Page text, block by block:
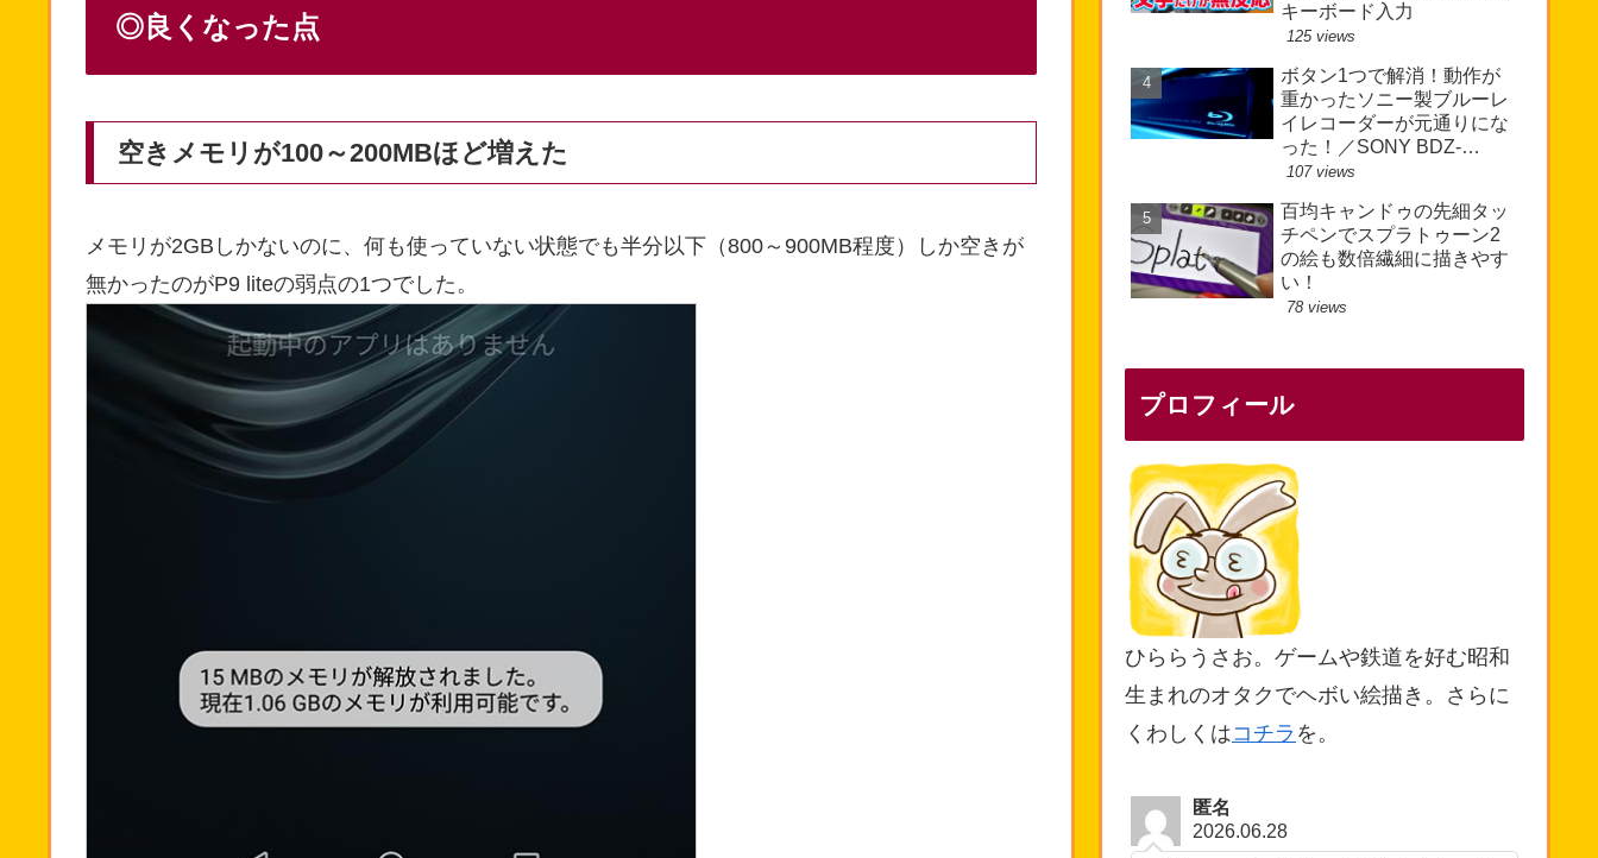
◎良くなった点
空きメモリが100～200MBほど増えた
メモリが2GBしかないのに、何も使っていない状態でも半分以下（800～900MB程度）しか空きが
無かったのがP9 liteの弱点の1つでした。
キーボード入力
125 views
ボタン1つで解消！動作が
重かったソニー製ブルーレ
イレコーダーが元通りにな
った！／SONY BDZ-
EW510
107 views
百均キャンドゥの先細タッ
チペンでスプラトゥーン2
の絵も数倍繊細に描きやす
い！
78 views
プロフィール
ひららうさお。ゲームや鉄道を好む昭和
生まれのオタクでヘボい絵描き。さらに
くわしくはコチラ を。
匿名
2026.06.28